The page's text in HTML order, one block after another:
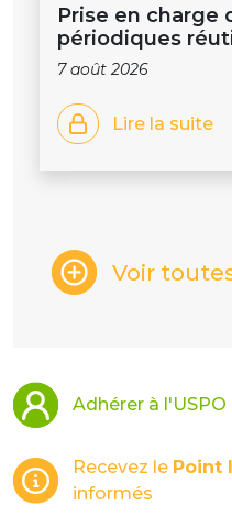
Prise en charge
périodiques
7 août 2026
Lire la suite
Voir
Adhérer à l'USPO
Recevez le Point
informés